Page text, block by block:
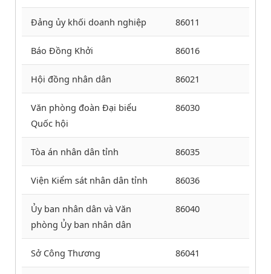
Đảng ủy khối doanh nghiệp 86011
Báo Đồng Khởi 86016
Hội đồng nhân dân 86021
Văn phòng đoàn Đại biểu
Quốc hội
86030
Tòa án nhân dân tỉnh 86035
Viện Kiểm sát nhân dân tỉnh 86036
Ủy ban nhân dân và Văn
phòng Ủy ban nhân dân
86040
Sở Công Thương 86041